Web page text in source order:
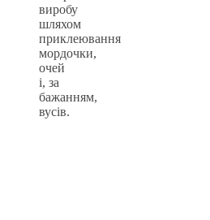
виробу
шляхом
приклеювання
мордочки,
очей
і, за
бажанням,
вусів.